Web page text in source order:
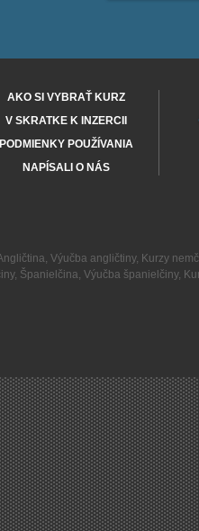
AKO SI VYBRAŤ KURZ
V SKRATKE K INZERCII
PODMIENKY POUŽÍVANIA
NAPÍSALI O NÁS
, Výučba angličtiny, Kurzy
, Španielčina, Výučba španielčiny,